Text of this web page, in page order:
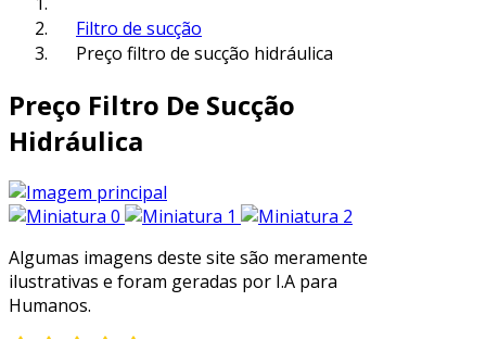
Filtro de sucção
Preço filtro de sucção hidráulica
Preço Filtro De Sucção
Hidráulica
Algumas imagens deste site são meramente
ilustrativas e foram geradas por I.A para
Humanos.